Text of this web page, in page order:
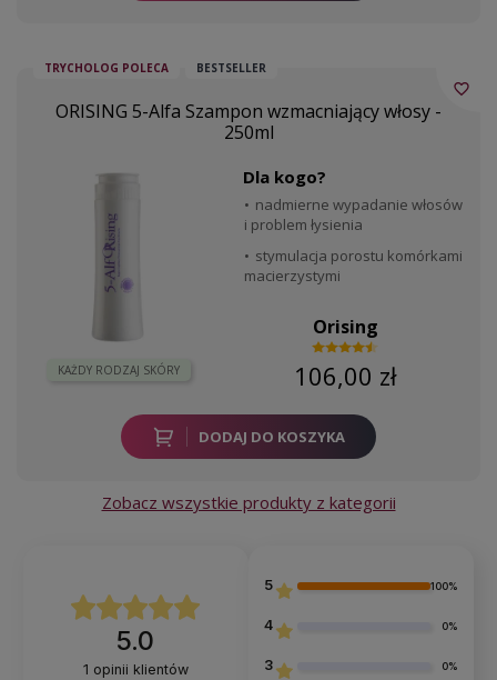
TRYCHOLOG POLECA BESTSELLER
ORISING 5-Alfa Szampon wzmacniający włosy -
250ml
KAŻDY RODZAJ SKÓRY
Dla kogo?
nadmierne wypadanie włosów
i problem łysienia
stymulacja porostu komórkami
macierzystymi
Orising
106,00 zł
DODAJ DO KOSZYKA
favorite_border
Zobacz wszystkie produkty z kategorii
5.0
1 opinii klientów
5 100%
4 0%
3 0%